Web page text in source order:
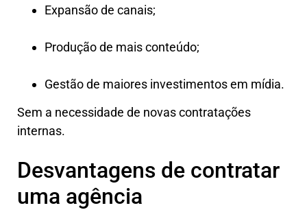
Expansão de canais;
Produção de mais conteúdo;
Gestão de maiores investimentos em mídia.
Sem a necessidade de novas contratações
internas.
Desvantagens de contratar
uma agência